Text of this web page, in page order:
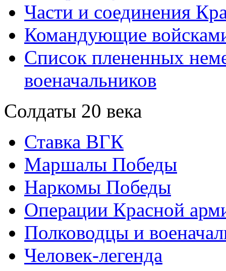
Части и соединения
Командующие
Список плененных
военачальников
Солдаты 20 века
Ставка ВГК
Маршалы Победы
Наркомы Победы
Операции Красной
Полководцы и
Человек-легенда